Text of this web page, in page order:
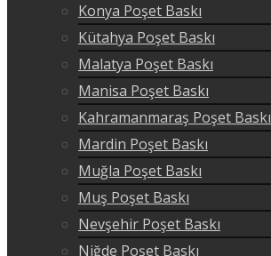
Konya Poşet Baskı
Kütahya Poşet Baskı
Malatya Poşet Baskı
Manisa Poşet Baskı
Kahramanmaraş Poşet Baskı
Mardin Poşet Baskı
Muğla Poşet Baskı
Muş Poşet Baskı
Nevşehir Poşet Baskı
Niğde Poşet Baskı